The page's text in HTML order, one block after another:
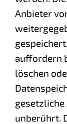
Anbieter
auffordern
löschen
unberührt.